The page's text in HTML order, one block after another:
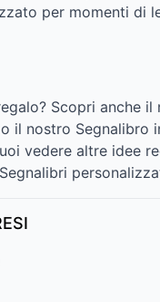
per momenti di
Scopri anche il
il nostro Segnalibro
vedere altre idee